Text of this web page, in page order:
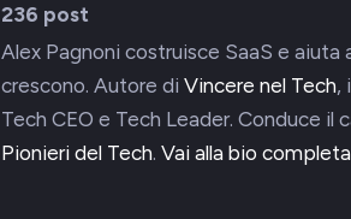
236 post
Alex Pagnoni costruisce SaaS e
crescono. Autore di Vincere nel Tech,
Tech CEO e Tech Leader. Conduce il
Pionieri del Tech. Vai alla bio